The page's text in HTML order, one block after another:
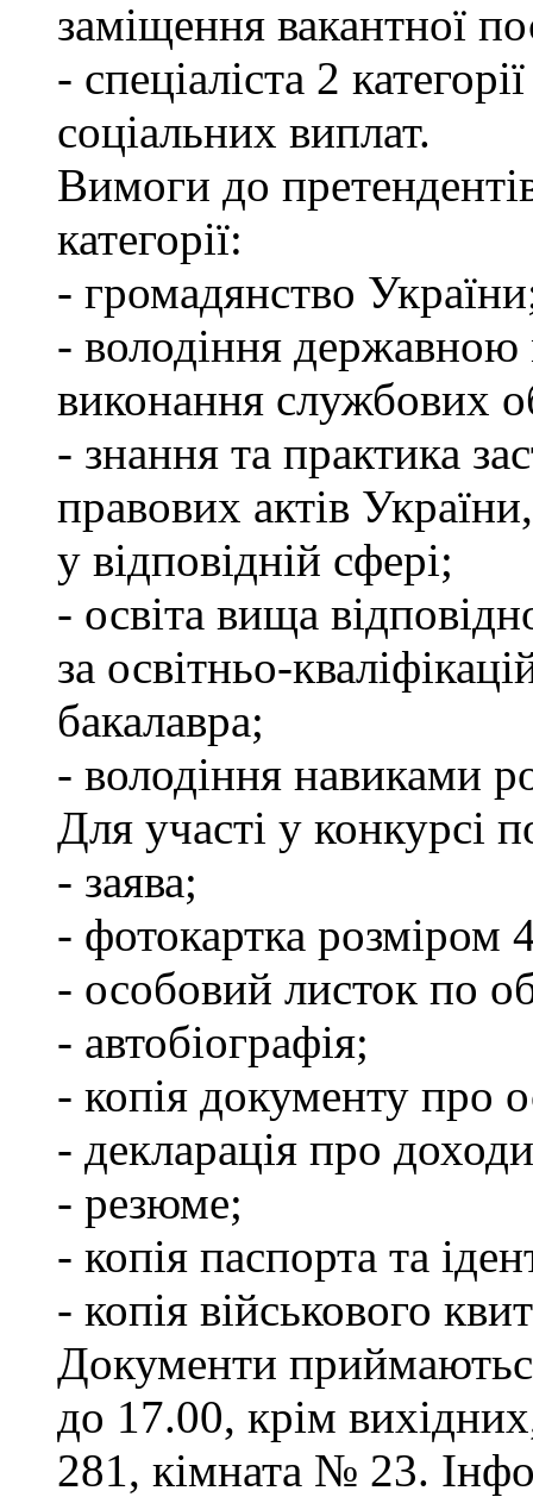
заміщення вакантної
- спеціаліста 2
соціальних виплат.
Вимоги до
категорії:
- громадянство
- володіння державною
виконання службових
- знання та практика
правових актів
у відповідній сфері;
- освіта вища
за освітньо-
бакалавра;
- володіння навиками
Для участі у конкурсі
- заява;
- фотокартка розміром
- особовий листок по
- автобіографія;
- копія документу про
- декларація про
- резюме;
- копія паспорта та
- копія військового
Документи
до 17.00, крім
281, кімната № 23.